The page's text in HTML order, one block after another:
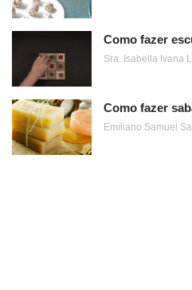
Como fazer
Sra. Isabella Ivana
Como fazer
Emiliano Samuel